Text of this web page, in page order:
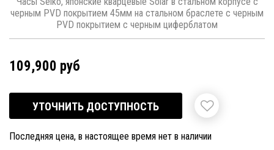
черным PVD покрытием 45мм на стальном браслете с черным
PVD покрытием с черным циферблатом
109,900 руб
УТОЧНИТЬ ДОСТУПНОСТЬ
Последняя цена, в настоящее время нет в наличии